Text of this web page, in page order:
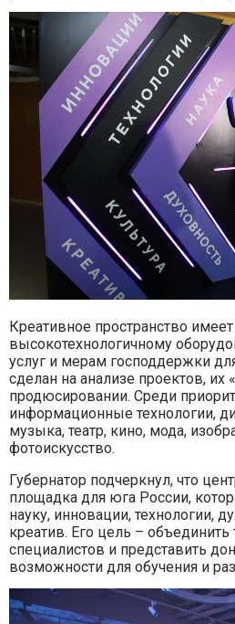
Креативное пространство
высокотехнологичному
услуг и мерам господдержки
сделан на анализе проектов,
продюсировании. Среди
информационные технологии,
музыка, театр, кино, мода,
фотоискусство.
Губернатор подчеркнул, что
площадка для юга России,
науку, инновации, технологии,
креатив. Его цель – объединить
специалистов и представить
возможности для обучения и